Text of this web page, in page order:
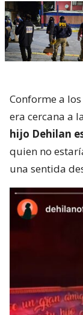
Conforme a
era cercana a
hijo Dehilan
quien no
una sentida